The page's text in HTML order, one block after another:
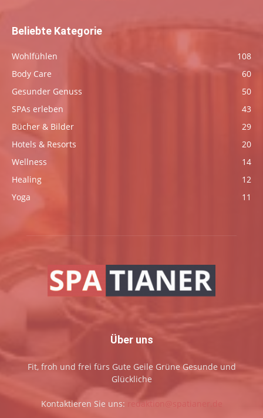
Beliebte Kategorie
Wohlfühlen
108
Body Care
60
Gesunder Genuss
50
SPAs erleben
43
Bücher & Bilder
29
Hotels & Resorts
20
Wellness
14
Healing
12
Yoga
11
Über uns
Fit, froh und frei fürs Gute Geile Grüne Gesunde und
Glückliche
Kontaktieren Sie uns: redaktion@spatianer.de